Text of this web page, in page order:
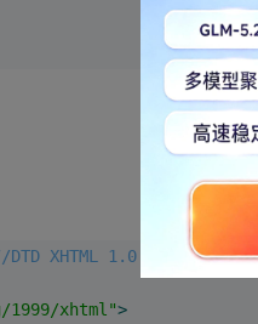
DTD XHTML 1.0
1999/xhtml">